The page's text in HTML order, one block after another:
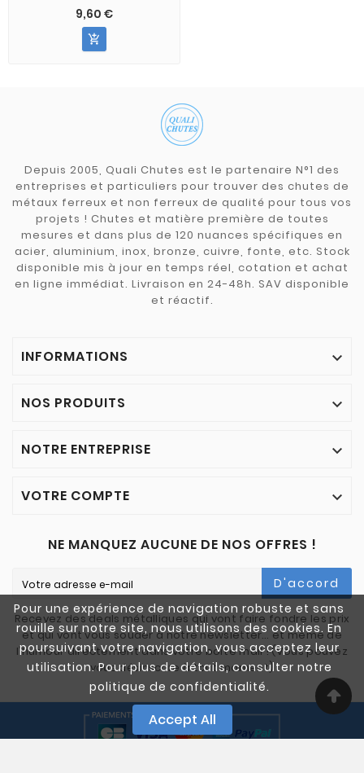
Pour une expérience de navigation robuste et sans
rouille sur notre site, nous utilisons des cookies. En
poursuivant votre navigation, vous acceptez leur
utilisation. Pour plus de détails, consulter notre
politique de confidentialité.
Accept All
9,60 €

Depuis 2005, Quali Chutes est le partenaire N°1 des
entreprises et particuliers pour trouver des chutes de
métaux ferreux et non ferreux de qualité pour tous vos
projets ! Chutes et matière première de toutes
mesures et dans plus de 120 nuances spécifiques en
acier, aluminium, inox, bronze, cuivre, fonte, etc. Stock
disponible mis à jour en temps réel, cotation et achat
en ligne immédiat. Livraison en 24-48h. SAV disponible
et réactif.
INFORMATIONS 
NOS PRODUITS 
NOTRE ENTREPRISE 
VOTRE COMPTE 
NE MANQUEZ AUCUNE DE NOS OFFRES !
D'accord
Recevez des deals métalliques qui vont faire fondre les prix
et qui vont vous souder à notre newsletter… et même de
l'humour directement dans votre boîte mail ! (Vous pouvez
vous désinscrire à tout moment)